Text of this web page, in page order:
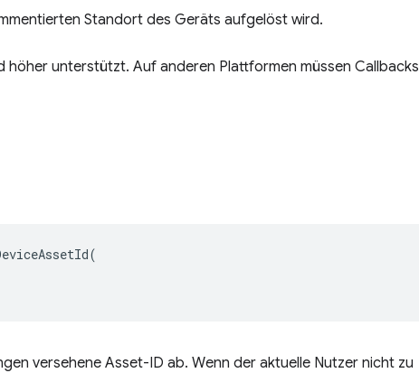
Standort des Geräts aufgelöst wird.
höher unterstützt. Auf anderen Plattformen müssen Callbacks
(
versehene Asset-ID ab. Wenn der aktuelle Nutzer nicht zu